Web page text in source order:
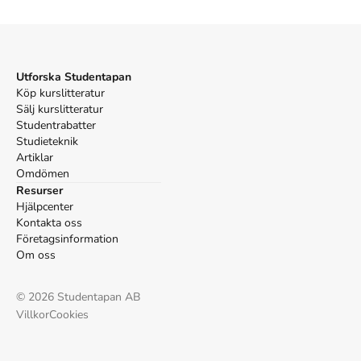
Utforska Studentapan
Köp kurslitteratur
Sälj kurslitteratur
Studentrabatter
Studieteknik
Artiklar
Omdömen
Resurser
Hjälpcenter
Kontakta oss
Företagsinformation
Om oss
© 2026 Studentapan AB
VillkorCookies